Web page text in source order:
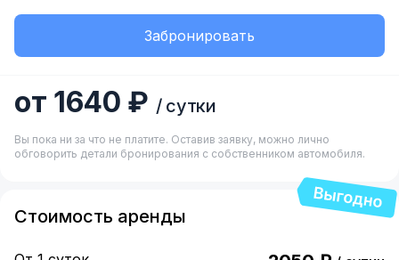
Забронировать
от 1640 ₽ / сутки
Вы пока ни за что не платите. Оставив заявку, можно лично
обговорить детали бронирования с собственником автомобиля.
Стоимость аренды